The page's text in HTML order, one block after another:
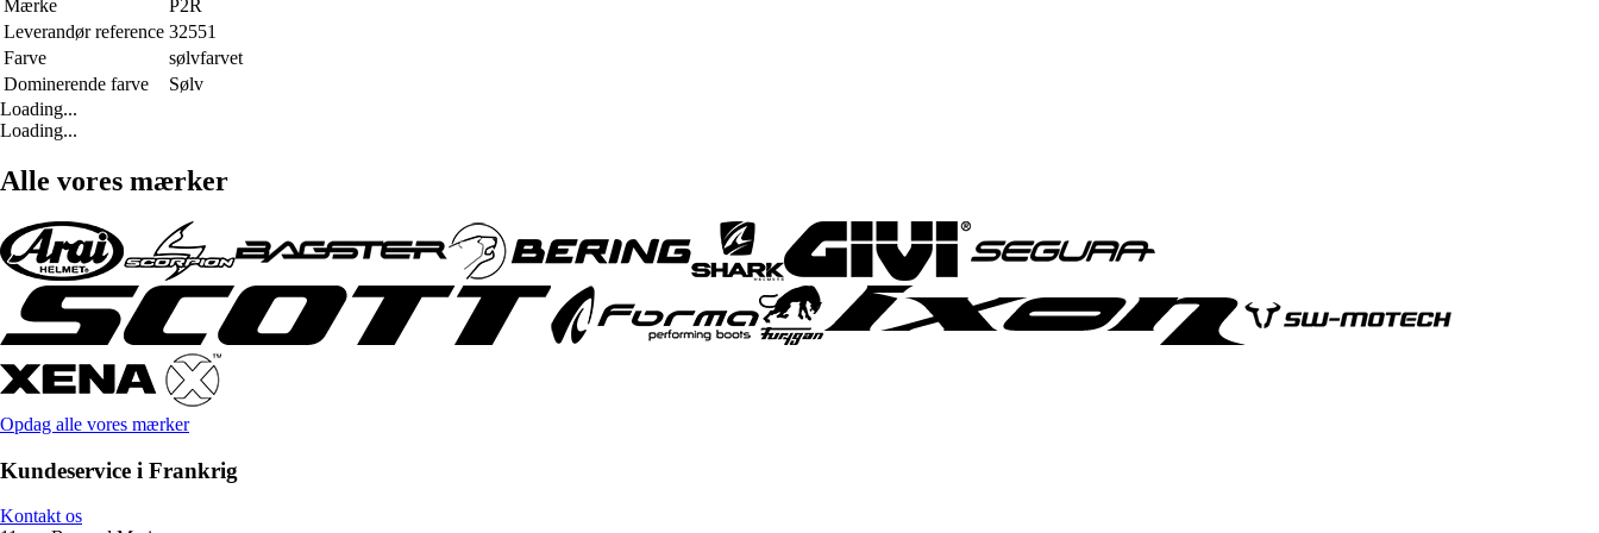
Mærke
P2R
Leverandør reference 32551
Farve
sølvfarvet
Dominerende farve
Sølv
Loading...
Loading...
Alle vores mærker
Opdag alle vores mærker
Kundeservice i Frankrig
Kontakt os